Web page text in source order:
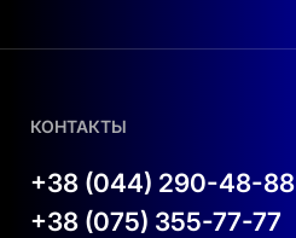
КОНТАКТЫ
+38 (044) 290-48-88
+38 (075) 355-77-77